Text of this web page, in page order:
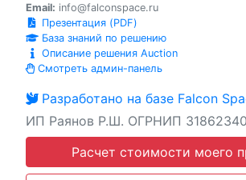
Email: info@falconspace.ru
Презентация (PDF)
База знаний по решению
Описание решения Auction
Смотреть админ-панель
Разработано на базе Falcon
ИП Раянов Р.Ш. ОГРНИП
Расчет стоимости моего